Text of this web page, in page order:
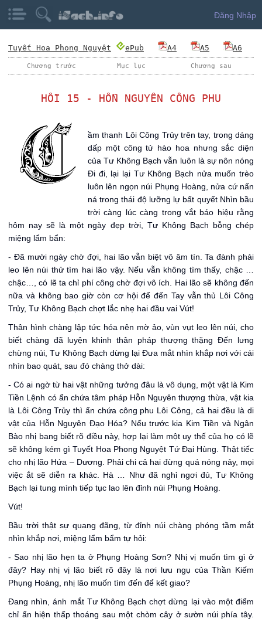
Đăng Nhập
Tuyết Hoa Phong Nguyệt ePub A4 A5 A6
Chương trước Mục lục Chương sau
HỒI 15 - HỖN NGUYÊN CÔNG PHU
ầm thanh Lôi Công Trủy trên tay, trong dáng
dấp một công tử hào hoa nhưng sắc diện
của Tư Không Bạch vẫn luôn là sự nôn nóng
Đi đi, lại lại Tư Không Bạch nửa muốn trèo
luôn lên ngọn núi Phụng Hoàng, nửa cứ nấn
ná trong thái độ lưỡng lự bất quyết Nhìn bầu
trời càng lúc càng trong vắt báo hiệu rằng
hôm nay sẽ là một ngày đẹp trời, Tư Không Bạch bỗng chép
miệng lẩm bẩn:
- Đã mười ngày chờ đợi, hai lão vẫn biệt vô âm tín. Ta đành phải
leo lên núi thử tìm hai lão vậy. Nếu vẫn không tìm thấy, chậc …
chậc…, có lẽ ta chỉ phí công chờ đợi vô ích. Hai lão sẽ không đến
nữa và không bao giờ còn cơ hội để đến Tay vẫn thủ Lôi Công
Trủy, Tư Không Bạch chợt lắc nhẹ hai đầu vai Vút!
Thân hình chàng lập tức hóa nên mờ ảo, vùn vụt leo lên núi, cho
biết chàng đã luyện khinh thân pháp thượng thặng Đến lưng
chừng núi, Tư Không Bạch dừng lại Đưa mắt nhìn khắp nơi với cái
nhìn bao quát, sau đó chàng thở dài:
- Có ai ngờ từ hai vật những tưởng đâu là vô dụng, một vật là Kim
Tiền Lệnh có ẩn chứa tâm pháp Hỗn Nguyên thượng thừa, vật kia
là Lôi Công Trủy thì ẩn chứa công phu Lôi Công, cả hai đều là di
vật của Hỗn Nguyên Đạo Hóa? Nếu trước kia Kim Tiền và Ngân
Bào nhị bang biết rõ điều này, hợp lại làm một uy thế của họ có lẽ
sẽ không kém gì Tuyết Hoa Phong Nguyệt Tứ Đại Hùng. Thật tiếc
cho nhị lão Hứa – Dương. Phải chi cả hai đừng quá nóng nảy, mọi
việc ắt sẽ diễn ra khác. Hà … Như đã nghỉ ngơi đủ, Tư Không
Bạch lại tung mình tiếp tục lao lên đỉnh núi Phụng Hoàng.
Vút!
Bầu trời thật sự quang đãng, từ đỉnh núi chàng phóng tầm mắt
nhìn khắp nơi, miệng lẩm bẩm tự hỏi:
- Sao nhị lão hẹn ta ở Phụng Hoàng Sơn? Nhị vị muốn tìm gì ở
đây? Hay nhị vị lão biết rõ đây là nơi lưu ngụ của Thần Kiếm
Phụng Hoàng, nhị lão muốn tìm đến để kết giao?
Đang nhìn, ánh mắt Tư Không Bạch chợt dừng lại vào một điểm
chỉ ẩn hiện thấp thoáng sau một chòm cây ở sườn núi phía tây.